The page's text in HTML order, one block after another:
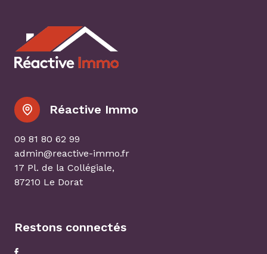
Réactive Immo
09 81 80 62 99
admin@reactive-immo.fr
17 Pl. de la Collégiale,
87210 Le Dorat
Restons connectés